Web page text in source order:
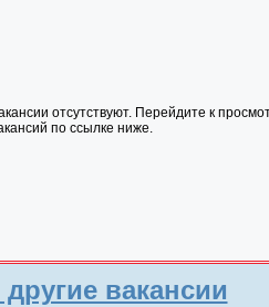
отсутствуют. Перейдите к
по ссылке ниже.
вакансии